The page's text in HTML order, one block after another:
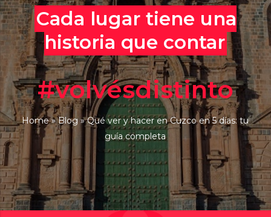
Cada lugar tiene una
historia que contar
#volvésdistinto
Home»Blog »Qué ver y hacer en Cuzco en 5 días: tu
guía completa